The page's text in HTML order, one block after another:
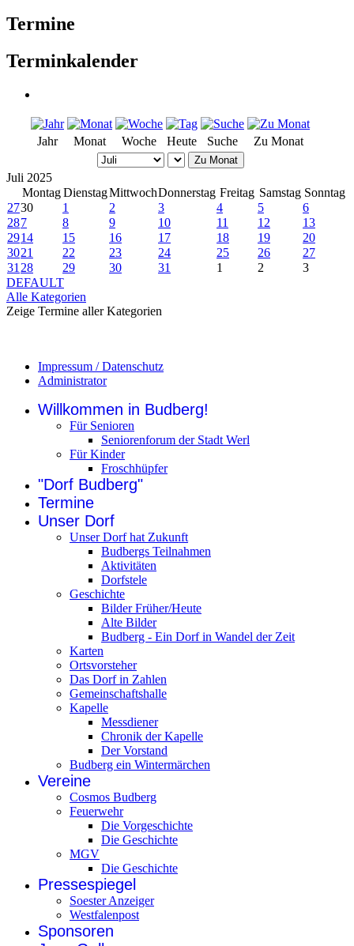
Termine
Terminkalender
Jahr Monat Woche Heute Suche Zu Monat
Zu Monat
Juli 2025
Montag DienstagMittwochDonnerstag Freitag Samstag Sonntag
2730 1 2 3 4 5
6
287 8 9 10 11 12
13
2914 15 16 17 18 19
20
3021 22 23 24 25 26
27
31 28 29 30 31 1 2
3
DEFAULT
Alle Kategorien
Zeige Termine aller Kategorien
Impressum / Datenschutz
Administrator
Willkommen in Budberg!
Für Senioren
Seniorenforum der Stadt Werl
Für Kinder
Froschhüpfer
"Dorf Budberg"
Termine
Unser Dorf
Unser Dorf hat Zukunft
Budbergs Teilnahmen
Aktivitäten
Dorfstele
Geschichte
Bilder Früher/Heute
Alte Bilder
Budberg - Ein Dorf in Wandel der Zeit
Karten
Ortsvorsteher
Das Dorf in Zahlen
Gemeinschaftshalle
Kapelle
Messdiener
Chronik der Kapelle
Der Vorstand
Budberg ein Wintermärchen
Vereine
Cosmos Budberg
Feuerwehr
Die Vorgeschichte
Die Geschichte
MGV
Die Geschichte
Pressespiegel
Soester Anzeiger
Westfalenpost
Sponsoren